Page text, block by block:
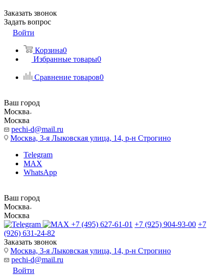
Заказать звонок
Задать вопрос
Войти
Корзина0
Избранные товары0
Сравнение товаров0
Ваш город
Москва
Москва
pechi-d@mail.ru
Москва, 3-я Лыковская улица, 14, р-н Строгино
Telegram
MAX
WhatsApp
Ваш город
Москва
Москва
+7 (495) 627-61-01 +7 (925) 904-93-00 +7
(926) 631-24-82
Заказать звонок
Москва, 3-я Лыковская улица, 14, р-н Строгино
pechi-d@mail.ru
Войти